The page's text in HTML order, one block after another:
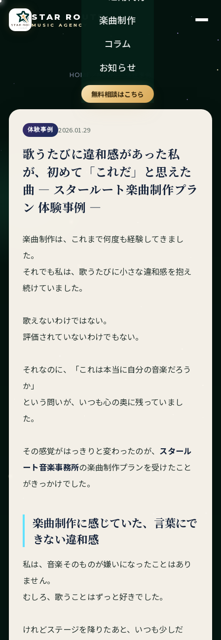
STAR ROUTE
MUSIC AGENCY
楽曲制作
コラム
お知らせ
無料相談はこちら
HOME
体験事例 2026.01.29
歌うたびに違和感があった私
が、初めて「これだ」と思えた
曲 ― スタールート楽曲制作プラ
ン 体験事例 ―
楽曲制作は、これまで何度も経験してきまし
た。
それでも私は、歌うたびに小さな違和感を抱え
続けていました。
歌えないわけではない。
評価されていないわけでもない。
それなのに、「これは本当に自分の音楽だろう
か」
という問いが、いつも心の奥に残っていまし
た。
その感覚がはっきりと変わったのが、 スタール
ート音楽事務所の楽曲制作プランを受けたこと
がきっかけでした。
楽曲制作に感じていた、言葉にで
きない違和感
私は、音楽そのものが嫌いになったことはあり
ません。
むしろ、歌うことはずっと好きでした。
けれどステージを降りたあと、いつも少しだ